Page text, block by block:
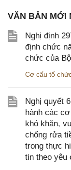
VĂN BẢN MỚI
Nghị định
định chức
chức của
Cơ cấu tổ
Nghị quyết
hành các
khó khăn,
chống rửa
trong thực
tin theo yêu